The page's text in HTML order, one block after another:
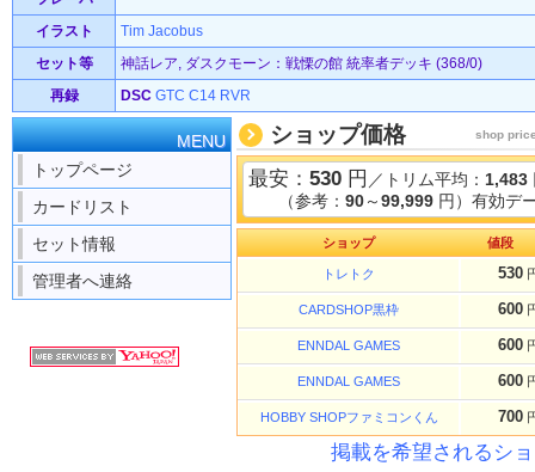
イラスト
Tim Jacobus
セット等
神話レア, ダスクモーン：戦慄の館 統率者デッキ (368/0)
再録
DSC GTC C14 RVR
MENU
トップページ
カードリスト
セット情報
管理者へ連絡
ショップ価格 shop
最安： 530 円 ／トリム平均： 1,483
（参考： 90～99,999 円）有効デ
ショップ 値段
トレトク 530
CARDSHOP黒枠 600
ENNDAL GAMES 600
ENNDAL GAMES 600
HOBBY SHOPファミコンくん 700
掲載を希望されるシ